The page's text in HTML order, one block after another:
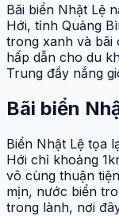
Bãi biển Nhật Lệ
Hới, tỉnh Quảng
trong xanh và bãi
hấp dẫn cho du
Trung đầy nắng
Bãi biển
Biển Nhật Lệ tọa
Hới chỉ khoảng
vô cùng thuận
mịn, nước biển
trong lành, nơi